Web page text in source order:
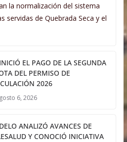
la normalización del sistema
servidas de Quebrada Seca y el
EL PAGO DE LA SEGUNDA
DEL PERMISO DE
2026
6, 2026
ANALIZÓ AVANCES DE
Y CONOCIÓ INICIATIVA